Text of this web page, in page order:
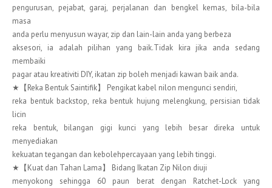
pengurusan, pejabat, garaj, perjalanan dan bengkel kemas, bila-bila
masa
anda perlu menyusun wayar, zip dan lain-lain anda yang berbeza
aksesori, ia adalah pilihan yang baik.Tidak kira jika anda sedang
membaiki
pagar atau kreativiti DIY, ikatan zip boleh menjadi kawan baik anda.
★【Reka Bentuk Saintifik】 Pengikat kabel nilon mengunci sendiri,
reka bentuk backstop, reka bentuk hujung melengkung, persisian tidak
licin
reka bentuk, bilangan gigi kunci yang lebih besar direka untuk
menyediakan
kekuatan tegangan dan kebolehpercayaan yang lebih tinggi.
★【Kuat dan Tahan Lama】 Bidang Ikatan Zip Nilon diuji
menyokong sehingga 60 paun berat dengan Ratchet-Lock yang